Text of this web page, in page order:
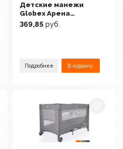
Детские манежи
Globex Арена
(бежевый)
369,85 руб.
Подробнее В корзину